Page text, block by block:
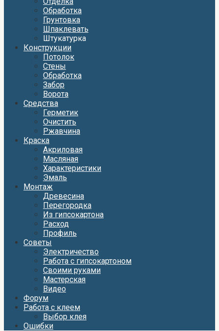
Обработка
Грунтовка
Шпаклевать
Штукатурка
Конструкции
Потолок
Стены
Обработка
Забор
Ворота
Средства
Герметик
Очистить
Ржавчина
Краска
Акриловая
Масляная
Характеристики
Эмаль
Монтаж
Древесина
Перегородка
Из гипсокартона
Расход
Профиль
Советы
Электричество
Работа с гипсокартоном
Своими руками
Мастерская
Видео
Форум
Работа с клеем
Выбор клея
Ошибки